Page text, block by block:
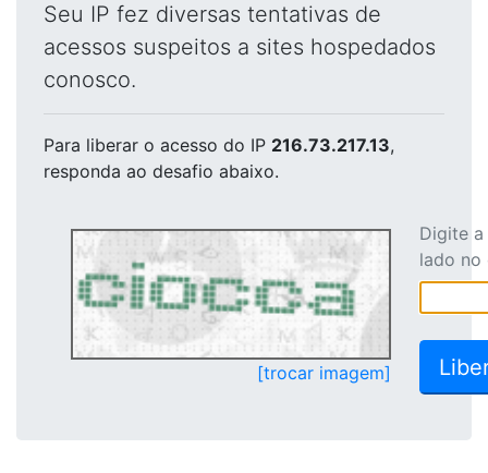
Seu IP fez diversas tentativas de
acessos suspeitos a sites hospedados
conosco.
Para liberar o acesso do IP 216.73.217.13,
responda ao desafio abaixo.
[trocar imagem]
Digite
lado no